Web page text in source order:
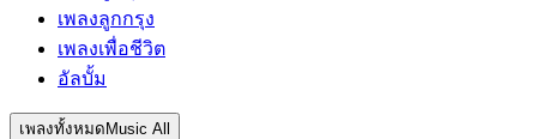
เพลงลูกกรุง
เพลงเพื่อชีวิต
อัลบั้ม
เพลงทั้งหมด Music All